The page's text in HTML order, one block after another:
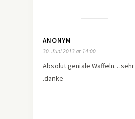
ANONYM
30. Juni 2013 at 14:00
Absolut geniale Waffeln…sehr
.danke